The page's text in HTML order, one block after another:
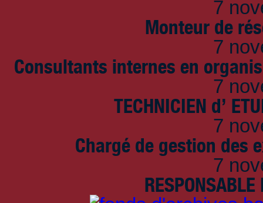
7
Monteur de
7
Consultants internes en
7
TECHNICIEN d’
7
Chargé de gestion des
7